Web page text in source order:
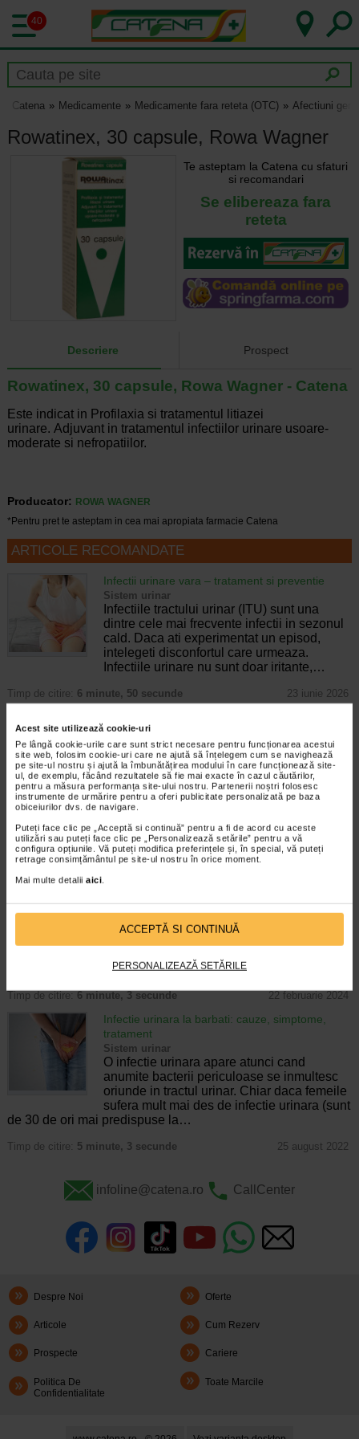
Acest site utilizează cookie-uri
Pe lângă cookie-urile care sunt strict necesare pentru funcționarea acestui
site web, folosim cookie-uri care ne ajută să înțelegem cum se navighează
pe site-ul nostru și ajută la îmbunătățirea modului în care funcționează site-
ul, de exemplu, făcând rezultatele să fie mai exacte în cazul căutărilor,
pentru a măsura performanța site-ului nostru. Partenerii noștri folosesc
instrumente de urmărire pentru a oferi publicitate personalizată pe baza
obiceiurilor dvs. de navigare.
Puteți face clic pe „Acceptă si continuă” pentru a fi de acord cu aceste
utilizări sau puteți face clic pe „Personalizează setările” pentru a vă
configura opțiunile. Vă puteți modifica preferințele și, în special, vă puteți
retrage consimțământul pe site-ul nostru în orice moment.
Mai multe detalii aici.
ACCEPTĂ SI CONTINUĂ
PERSONALIZEAZĂ SETĂRILE
40
Catena Medicamente Medicamente fara reteta (OTC) Afectiuni
Rowatinex, 30 capsule, Rowa Wagner
Te asteptam la Catena cu sfaturi
si recomandari
Se elibereaza fara
reteta
Descriere Prospect
Rowatinex, 30 capsule, Rowa Wagner - Catena
Este indicat in Profilaxia si tratamentul litiazei
urinare. Adjuvant in tratamentul infectiilor urinare usoare-
moderate si nefropatiilor.
Producator:
ROWA WAGNER
*Pentru pret te asteptam in cea mai apropiata farmacie Catena
ARTICOLE RECOMANDATE
Infectii urinare vara – tratament si preventie
Sistem urinar
Infectiile tractului urinar (ITU) sunt una
dintre cele mai frecvente infectii in sezonul
cald. Daca ati experimentat un episod,
intelegeti disconfortul care urmeaza.
Infectiile urinare nu sunt doar iritante,…
Timp de citire: 6 minute, 50 secunde 23 iunie 2026
ajutor
Sistem urinar
Infectiile urinare, desi frecvent intalnite, pot
deveni o provocare majora pentru sanatate
daca se repeta in mod constant. Recurenta
acestor infectii poate aduce disconfort
Timp de citire:6 minute, 2 secunde 7 octombrie 2024
Infectie urinara – care sunt simptomele si cum
poate fi diagnosticata timpuriu
Infectia urinara este una dintre cele mai
comune tipuri de infectii ale tractului urinar.
E.coli, sunt cele mai comune cauze…
Timp de citire: 6 minute, 3 secunde 22 februarie 2024
Infectie urinara la barbati: cauze, simptome,
tratament
Sistem urinar
O infectie urinara apare atunci cand
anumite bacterii periculoase se inmultesc
oriunde in tractul urinar. Chiar daca femeile
sufera mult mai des de infectie urinara (sunt
de 30 de ori mai predispuse la…
Timp de citire: 5 minute, 3 secunde 25 august 2022
infoline@catena.ro CallCenter
Despre Noi Oferte
Articole Cum Rezerv
Prospecte Cariere
Politica De
Confidentialitate
Toate Marcile